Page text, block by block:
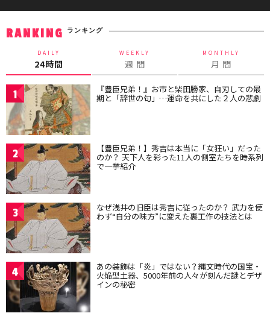
RANKING ランキング
DAILY
24時間
WEEKLY
週 間
MONTHLY
月 間
1 『豊臣兄弟！』お市と柴田勝家、自刃しての最
期と「辞世の句」…運命を共にした２人の悲劇
2 【豊臣兄弟！】秀吉は本当に「女狂い」だった
のか？ 天下人を彩った11人の側室たちを時系列
で一挙紹介
3 なぜ浅井の旧臣は秀吉に従ったのか？ 武力を使
わず“自分の味方”に変えた裏工作の技法とは
4 あの装飾は「炎」ではない？縄文時代の国宝・
火焔型土器、5000年前の人々が刻んだ謎とデザ
インの秘密